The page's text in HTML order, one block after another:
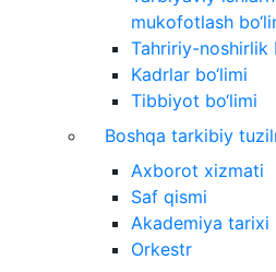
mukofotlash
Tahririy-noshirlik
Kadrlar bo‘limi
Tibbiyot bo‘limi
Boshqa tarkibiy
Axborot xizmati
Saf qismi
Akademiya tarixi
Orkestr